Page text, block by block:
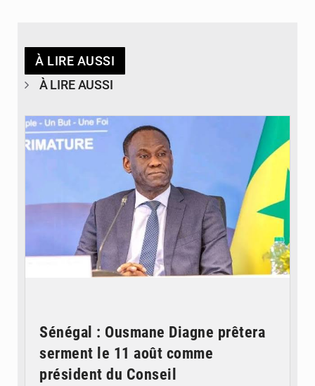
À LIRE AUSSI
À LIRE AUSSI
Sénégal : Ousmane Diagne prêtera
serment le 11 août comme
président du Conseil